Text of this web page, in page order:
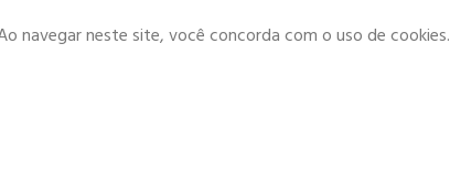
navegar neste site, você concorda com o uso de cookies.